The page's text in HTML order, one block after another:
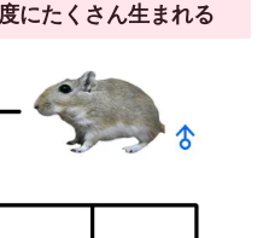
にたくさん生まれる